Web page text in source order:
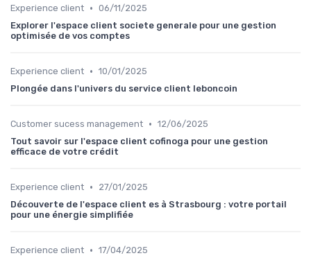
Experience client • 06/11/2025
Explorer l'espace client societe generale pour une gestion
optimisée de vos comptes
Experience client • 10/01/2025
Plongée dans l'univers du service client leboncoin
Customer sucess management • 12/06/2025
Tout savoir sur l'espace client cofinoga pour une gestion
efficace de votre crédit
Experience client •
27/01/2025
Découverte de l'espace client es à Strasbourg : votre portail
pour une énergie simplifiée
Experience client • 17/04/2025